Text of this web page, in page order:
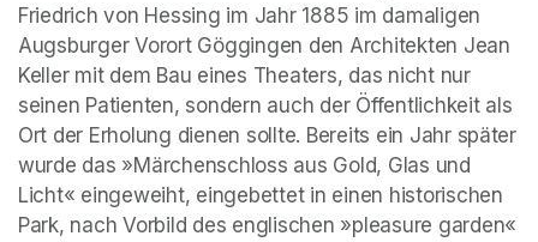
Friedrich von Hessing im Jahr 1885 im damaligen
Augsburger Vorort Göggingen den Architekten Jean
Keller mit dem Bau eines Theaters, das nicht nur
seinen Patienten, sondern auch der Öffentlichkeit als
Ort der Erholung dienen sollte. Bereits ein Jahr später
wurde das »Märchenschloss aus Gold, Glas und
Licht« eingeweiht, eingebettet in einen historischen
Park, nach Vorbild des englischen »pleasure garden«